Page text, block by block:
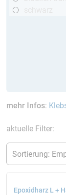
mehr Infos:
aktuelle Filter:
Epoxidharz L +